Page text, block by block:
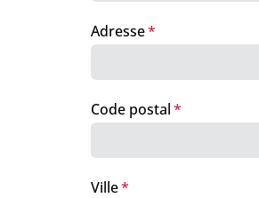
Adresse
Code postal
Ville